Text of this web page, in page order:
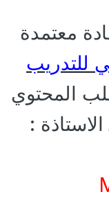
معتمدة
للتدريب
المحتوي
: